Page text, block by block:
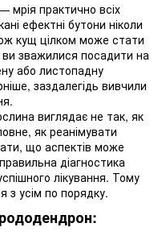
мрія практично всіх
ефектні бутони ніколи
кущ цілком може стати
ви зважилися посадити на
або листопадну
заздалегідь вивчили
виглядає не так, як
як реанімувати
що аспектів може
діагностика
лікування. Тому
з усім по порядку.